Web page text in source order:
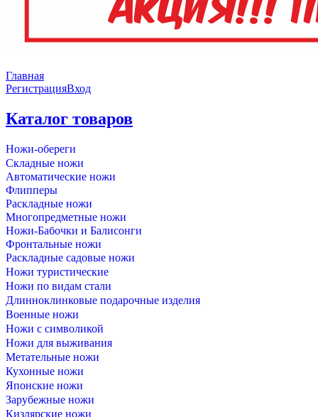
Главная
РегистрацияВход
Каталог товаров
Ножи-обереги
Складные ножи
Автоматические ножи
Флипперы
Раскладные ножи
Многопредметные ножи
Ножи-Бабочки и Балисонги
Фронтальные ножи
Раскладные садовые ножи
Ножи туристические
Ножи по видам стали
Длинноклинковые подарочные изделия
Военные ножи
Ножи с символикой
Ножи для выживания
Метательные ножи
Кухонные ножи
Японские ножи
Зарубежные ножи
Кизлярские ножи